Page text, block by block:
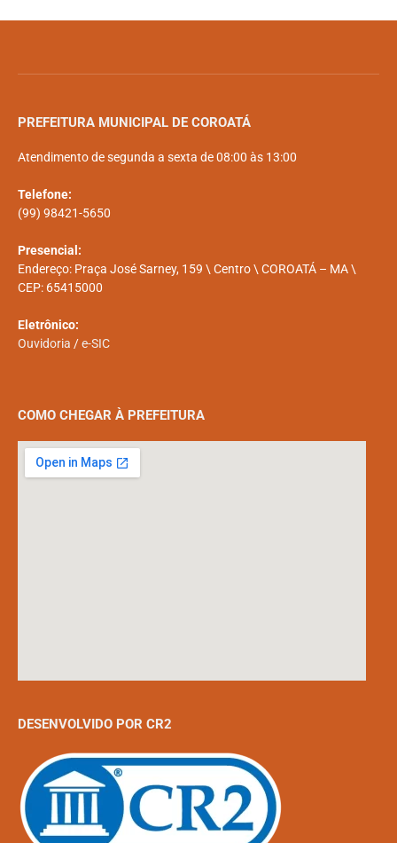
PREFEITURA MUNICIPAL DE COROATÁ
Atendimento de segunda a sexta de 08:00 às 13:00
Telefone:
(99) 98421-5650
Presencial:
Endereço: Praça José Sarney, 159 \ Centro \ COROATÁ – MA \
CEP: 65415000
Eletrônico:
Ouvidoria /e-SIC
COMO CHEGAR À PREFEITURA
DESENVOLVIDO POR CR2